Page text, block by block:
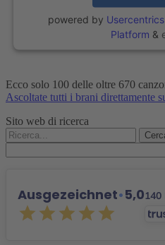
powered by
Platform &
Ecco solo 100 delle oltre 670
Ascoltate tutti i brani direttamente
Sito web di ricerca
Cerca:
Ausgezeichnet•5,0140